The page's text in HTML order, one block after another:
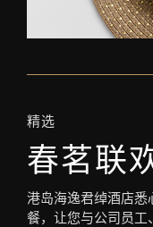
精选
春茗联
港岛海逸君绰酒店悉
餐，让您与公司员工